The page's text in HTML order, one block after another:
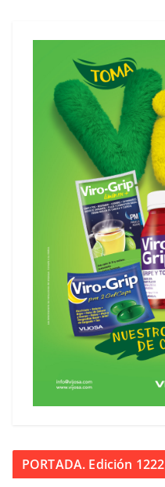
PORTADA. Edición 1222